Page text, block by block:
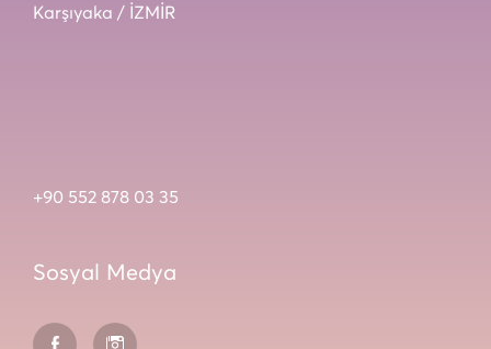
Karşıyaka / İZMİR
+90 552 878 03 35
Sosyal Medya